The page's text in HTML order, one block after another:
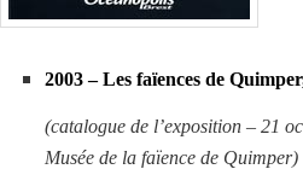
2003 – Les faïences de
(catalogue de l’exposition – 21
Musée de la faïence de Quimper)